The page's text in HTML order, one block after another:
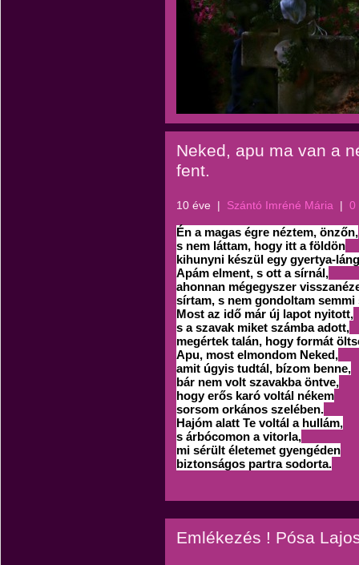
Neked, apu ma van a
fent.
10 éve | Szántó Imréné Mária | 0
Én a magas égre néztem, önzőn,
s nem láttam, hogy itt a földön
kihunyni készül egy gyertya-
Apám elment, s ott a sírnál,
ahonnan mégegyszer
sírtam, s nem gondoltam semmi
Most az idő már új lapot nyitott,
s a szavak miket számba adott,
megértek talán, hogy formát
Apu, most elmondom Neked,
amit úgyis tudtál, bízom benne,
bár nem volt szavakba öntve,
hogy erős karó voltál nékem
sorsom orkános szelében.
Hajóm alatt Te voltál a hullám,
s árbócomon a vitorla,
mi sérült életemet gyengéden
biztonságos partra sodorta.
Emlékezés ! Pósa